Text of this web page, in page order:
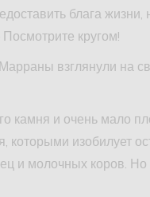
блага жизни,
кругом!
взглянули на
камня и очень мало
изобилует
и молочных коров.